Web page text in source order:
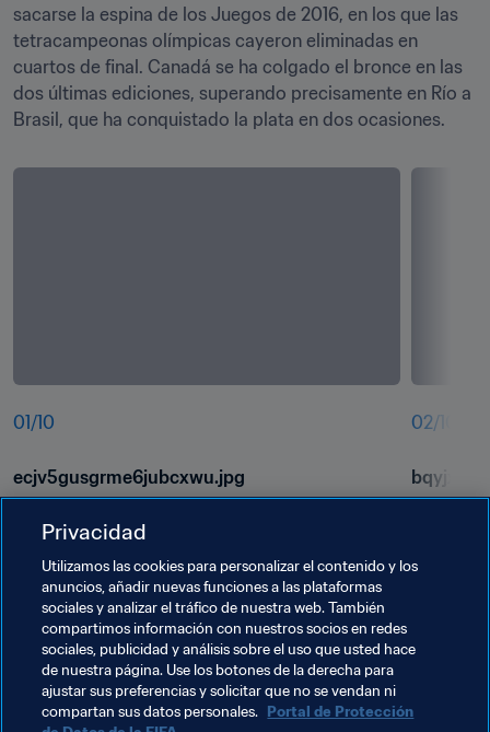
sacarse la espina de los Juegos de 2016, en los que las
tetracampeonas olímpicas cayeron eliminadas en
cuartos de final. Canadá se ha colgado el bronce en las
dos últimas ediciones, superando precisamente en Río a
Brasil, que ha conquistado la plata en dos ocasiones.
01 /10
ecjv5gusgrme6jubcxwu.jpg
02/10
Privacidad
Utilizamos las cookies para personalizar el contenido y los
anuncios, añadir nuevas funciones a las plataformas
sociales y analizar el tráfico de nuestra web. También
compartimos información con nuestros socios en redes
sociales, publicidad y análisis sobre el uso que usted hace
de nuestra página. Use los botones de la derecha para
ajustar sus preferencias y solicitar que no se vendan ni
compartan sus datos personales. Portal de Protección